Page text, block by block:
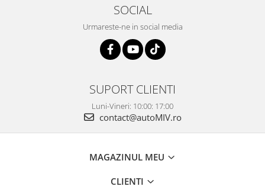
SOCIAL
Urmareste-ne in social media
SUPORT CLIENTI
Luni-Vineri: 10:00: 17:00
contact@autoMIV.ro
MAGAZINUL MEU
CLIENTI